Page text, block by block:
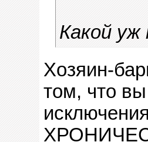
Какой уж
Хозяин-
том, что